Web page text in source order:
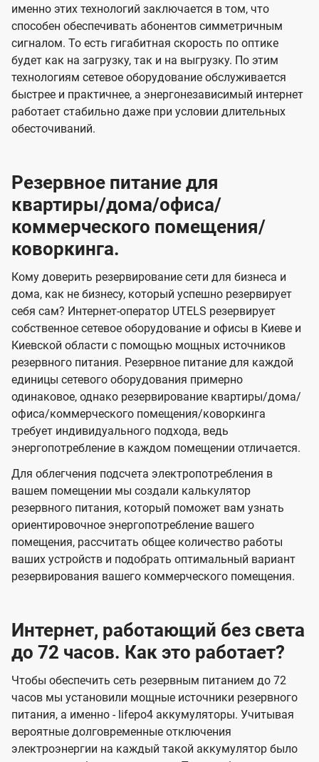
именно этих технологий заключается в том, что
способен обеспечивать абонентов симметричным
сигналом. То есть гигабитная скорость по оптике
будет как на загрузку, так и на выгрузку. По этим
технологиям сетевое оборудование обслуживается
быстрее и практичнее, а энергонезависимый интернет
работает стабильно даже при условии длительных
обесточиваний.
Резервное питание для
квартиры/дома/офиса/
коммерческого помещения/
коворкинга.
Кому доверить резервирование сети для бизнеса и
дома, как не бизнесу, который успешно резервирует
себя сам? Интернет-оператор UTELS резервирует
собственное сетевое оборудование и офисы в Киеве и
Киевской области с помощью мощных источников
резервного питания. Резервное питание для каждой
единицы сетевого оборудования примерно
одинаковое, однако резервирование квартиры/дома/
офиса/коммерческого помещения/коворкинга
требует индивидуального подхода, ведь
энергопотребление в каждом помещении отличается.
Для облегчения подсчета электропотребления в
вашем помещении мы создали калькулятор
резервного питания, который поможет вам узнать
ориентировочное энергопотребление вашего
помещения, рассчитать общее количество работы
ваших устройств и подобрать оптимальный вариант
резервирования вашего коммерческого помещения.
Интернет, работающий без света
до 72 часов. Как это работает?
Чтобы обеспечить сеть резервным питанием до 72
часов мы установили мощные источники резервного
питания, а именно - lifepo4 аккумуляторы. Учитывая
вероятные долговременные отключения
электроэнергии на каждый такой аккумулятор было